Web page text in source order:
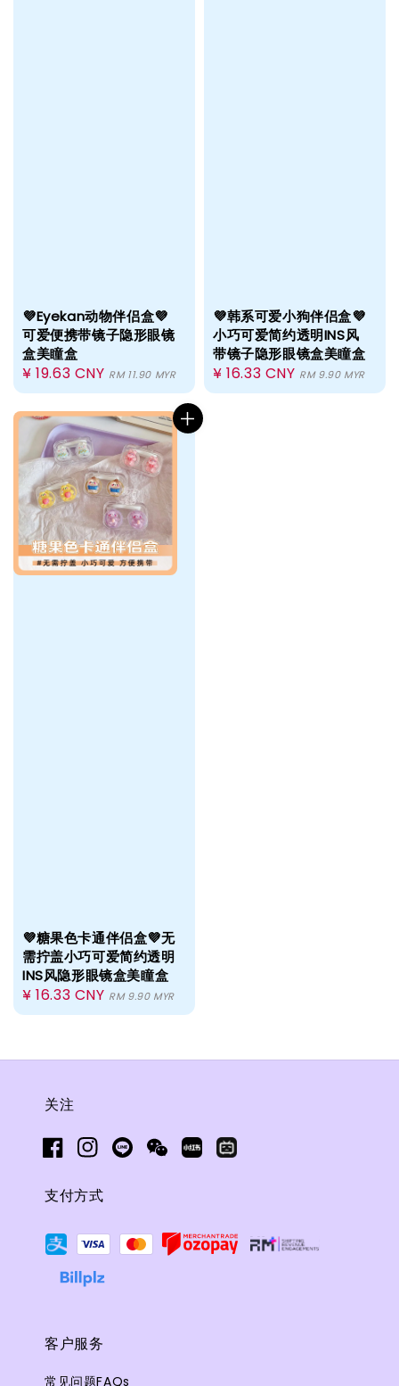
💜Eyekan动物伴侣盒💜
可爱便携带镜子隐形眼镜
盒美瞳盒
Regular
price
¥ 19.63 CNY RM 11.90 MYR
💜韩系可爱小狗伴侣盒💜
小巧可爱简约透明INS风
带镜子隐形眼镜盒美瞳盒
Regular
price
¥ 16.33 CNY RM 9.90 MYR
💜糖果色卡通伴侣盒💜无
需拧盖小巧可爱简约透明
INS风隐形眼镜盒美瞳盒
Regular
price
¥ 16.33 CNY RM 9.90 MYR
关注
支付方式
客户服务
常见问题FAQs